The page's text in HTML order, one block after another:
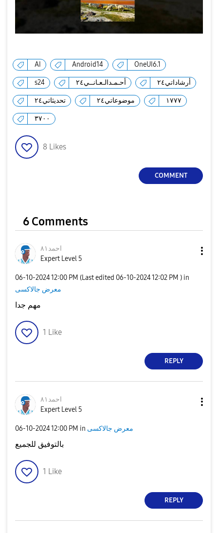
AI Android14 OneUI6.1
s24 أحـمـدالـعـانــي٢٤ أرشاداتي٢٤
تحديثاتي٢٤ موضوعاتي٢٤ ١٧٧٧
٣٧٠٠
8 Likes
COMMENT
6 Comments
احمد٨١
Expert Level 5
‎06-10-202412:00 PM (Last edited ‎06-10-202412:02 PM ) in
معرض جالاكسى
مهم جدا
1 Like
REPLY
احمد٨١
Expert Level 5
‎06-10-202412:00 PM in معرض جالاكسى
بالتوفيق للجميع
1 Like
REPLY